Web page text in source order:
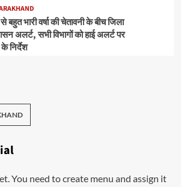
से बहुत भारी वर्षा की चेतावनी के बीच जिला
अलर्ट, सभी विभागों को हाई अलर्ट पर
निर्देश
You need to create menu and assign it